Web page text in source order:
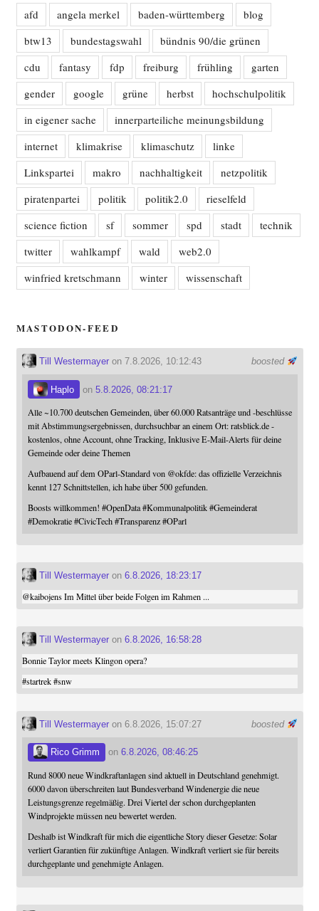
afd angela merkel baden-württemberg
blog
btw13
bundestagswahl
bündnis 90/die grünen
cdu
fantasy fdp freiburg frühling
garten
gender
google grüne herbst
hochschulpolitik
in eigener sache
innerparteiliche meinungsbildung
internet
klimakrise klimaschutz
linke
Linkspartei
makro nachhaltigkeit
netzpolitik
piratenpartei
politik politik2.0
rieselfeld
science fiction
sf sommer spd stadt
technik
twitter
wahlkampf wald
web2.0
winfried kretschmann
winter wissenschaft
MASTODON-FEED
boosted
Till Westermayeron 7.8.2026, 10:12:43
Haplo on 5.8.2026, 08:21:17
Alle ~10.700 deutschen Gemeinden, über 60.000 Ratsanträge und -beschlüsse
mit Abstimmungsergebnissen, durchsuchbar an einem Ort: ratsblick.de -
kostenlos, ohne Account, ohne Tracking, Inklusive E-Mail-Alerts für deine
Gemeinde oder deine Themen
Aufbauend auf dem OParl-Standard von @okfde: das offizielle Verzeichnis
kennt 127 Schnittstellen, ich habe über 500 gefunden.
Boosts willkommen! #OpenData #Kommunalpolitik #Gemeinderat
#Demokratie #CivicTech #Transparenz #OParl
Till Westermayeron 6.8.2026, 18:23:17
@kaibojensIm Mittel über beide Folgen im Rahmen ...
Till Westermayeron 6.8.2026, 16:58:28
Bonnie Taylor meets Klingon opera?
#startrek #snw
boosted
Till Westermayeron 6.8.2026, 15:07:27
Rico Grimm on 6.8.2026, 08:46:25
Rund 8000 neue Windkraftanlagen sind aktuell in Deutschland genehmigt.
6000 davon überschreiten laut Bundesverband Windenergie die neue
Leistungsgrenze regelmäßig. Drei Viertel der schon durchgeplanten
Windprojekte müssen neu bewertet werden.
Deshalb ist Windkraft für mich die eigentliche Story dieser Gesetze: Solar
verliert Garantien für zukünftige Anlagen. Windkraft verliert sie für bereits
durchgeplante und genehmigte Anlagen.